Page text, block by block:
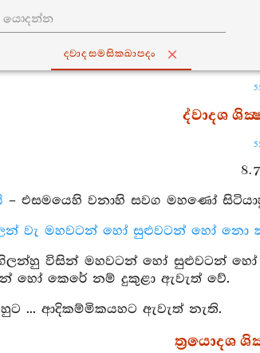
ද‍්වාදසමසික‍්ඛාපදං
ද්වාදශ
8.
– එසමයෙහි වනාහි සවග මහණෝ
වැ මහවටන් හෝ සුළුවටන් හෝ නො
විසින් මහවටන් හෝ සුළුවටන්
හෝ කෙරේ නම් දුකුළා ඇවැත් වේ.
... ආදිකම්මිකයහට ඇවැත් නැති.
ත්‍රයොදශ